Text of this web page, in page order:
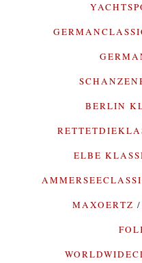
BERLIN
ELBE
MAXOERTZ